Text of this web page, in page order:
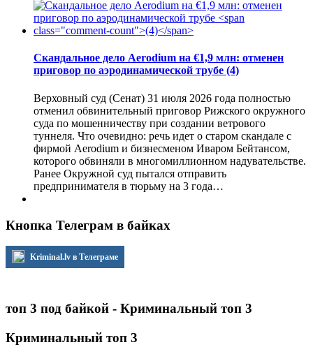
Скандальное дело Aerodium на €1,9 млн: отменен
приговор по аэродинамической трубе (4)
Верховный суд (Сенат) 31 июля 2026 года полностью
отменил обвинительный приговор Рижского окружного
суда по мошенничеству при создании ветрового
туннеля. Что очевидно: речь идет о старом скандале с
фирмой Aerodium и бизнесменом Иваром Бейтансом,
которого обвиняли в многомиллионном надувательстве.
Ранее Окружной суд пытался отправить
предпринимателя в тюрьму на 3 года…
Кнопка Телеграм в байках
Kriminal.lv в Телеграме
топ 3 под байкой - Криминальный топ 3
Криминальный топ 3